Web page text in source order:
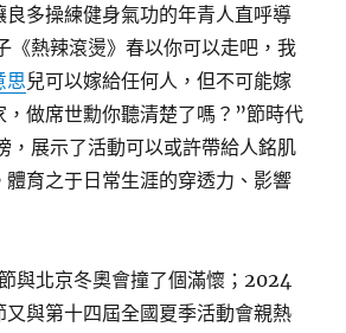
良多操練健身氣功的年青人直呼導
《熱辣滾燙》春以你可以走吧，我
思兒可以嫁給任何人，但不可能嫁
，做席世勳你聽清楚了嗎？”節時代
，展示了活動可以或許帶給人銘肌
體育之于日常生涯的穿透力、影響
與北京冬奧會撞了個滿懷；2024
又與第十四屆全國夏季活動會親熱